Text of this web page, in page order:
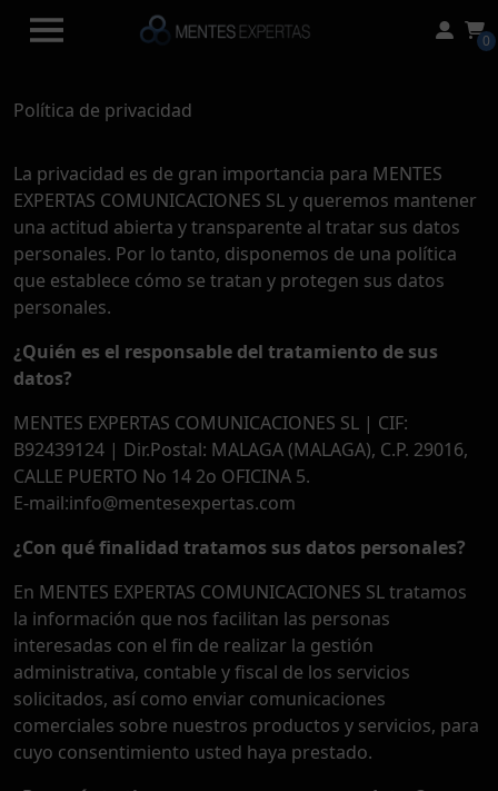
0
Política de privacidad
La privacidad es de gran importancia para MENTES
EXPERTAS COMUNICACIONES SL y queremos mantener
una actitud abierta y transparente al tratar sus datos
personales. Por lo tanto, disponemos de una política
que establece cómo se tratan y protegen sus datos
personales.
¿Quién es el responsable del tratamiento de sus
datos?
MENTES EXPERTAS COMUNICACIONES SL | CIF:
B92439124 | Dir.Postal: MALAGA (MALAGA), C.P. 29016,
CALLE PUERTO No 14 2o OFICINA 5.
E-mail:info@mentesexpertas.com
¿Con qué finalidad tratamos sus datos personales?
En MENTES EXPERTAS COMUNICACIONES SL tratamos
la información que nos facilitan las personas
interesadas con el fin de realizar la gestión
administrativa, contable y fiscal de los servicios
solicitados, así como enviar comunicaciones
comerciales sobre nuestros productos y servicios, para
cuyo consentimiento usted haya prestado.